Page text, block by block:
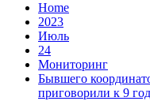
Home
2023
Июль
24
Мониторинг
Бывшего
приговорили к 9